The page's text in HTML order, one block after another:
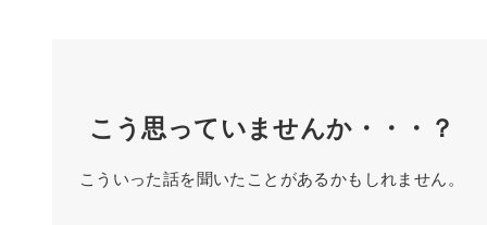
こう思っていませんか・・・？
こういった話を聞いたことがあるかもしれません。